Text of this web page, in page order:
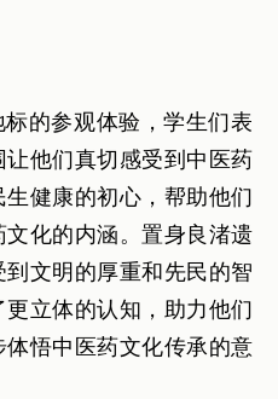
的参观体验，学生们表
他们真切感受到中医药
健康的初心，帮助他们
化的内涵。置身良渚遗
文明的厚重和先民的智
立体的认知，助力他们
悟中医药文化传承的意